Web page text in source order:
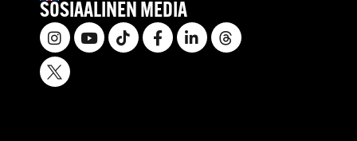
SOSIAALINEN MEDIA